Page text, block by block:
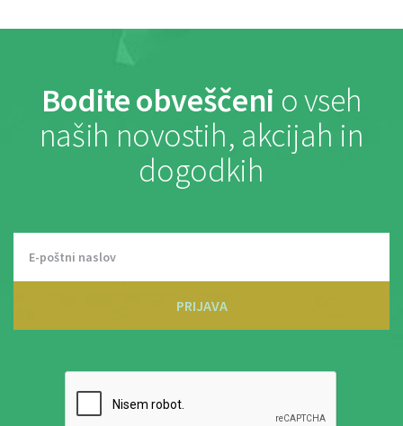
Bodite obveščeni o vseh
naših novostih, akcijah in
dogodkih
PRIJAVA